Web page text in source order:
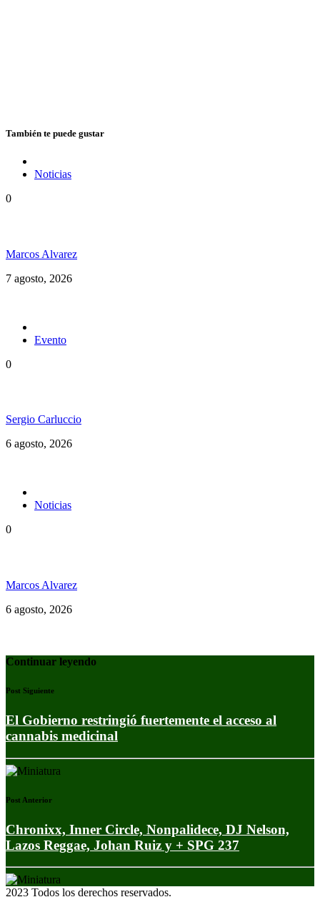
También te puede gustar
Noticias
0
Marcos Alvarez
7 agosto, 2026
Evento
0
Sergio Carluccio
6 agosto, 2026
Noticias
0
Marcos Alvarez
6 agosto, 2026
Continuar leyendo
Post Siguiente
El Gobierno restringió fuertemente el acceso al
cannabis medicinal
Post Anterior
Chronixx, Inner Circle, Nonpalidece, DJ Nelson,
Lazos Reggae, Johan Ruiz y + SPG 237
2023 Todos los derechos reservados.